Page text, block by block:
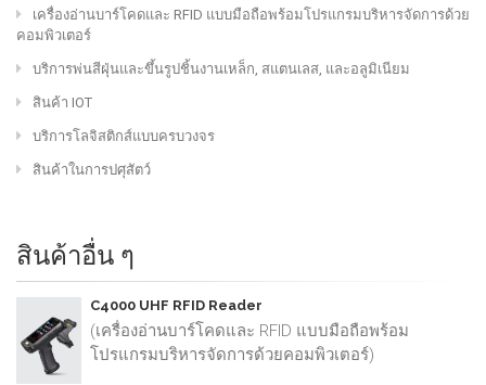
เครื่องอ่านบาร์โคดและ RFID แบบมือถือพร้อมโปรแกรมบริหารจัดการด้วย
คอมพิวเตอร์
บริการพ่นสีฝุ่นและขึ้นรูปชิ้นงานเหล็ก, สแตนเลส, และอลูมิเนียม
สินค้า IOT
บริการโลจิสติกส์แบบครบวงจร
สินค้าในการปศุสัตว์
สินค้าอื่น ๆ
C4000 UHF RFID Reader
(เครื่องอ่านบาร์โคดและ RFID แบบมือถือพร้อม
โปรแกรมบริหารจัดการด้วยคอมพิวเตอร์)